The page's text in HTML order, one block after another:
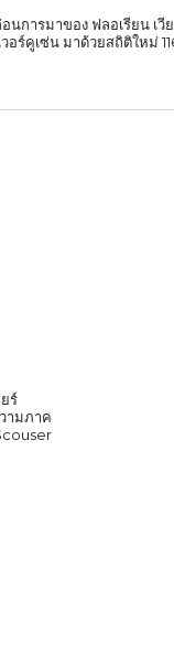
นการมาของ ฟลอเรียน เ
หม่ 116 ล้านปอนด์ แต่ก่อนที่จะได้เ
ร์
ามภาค